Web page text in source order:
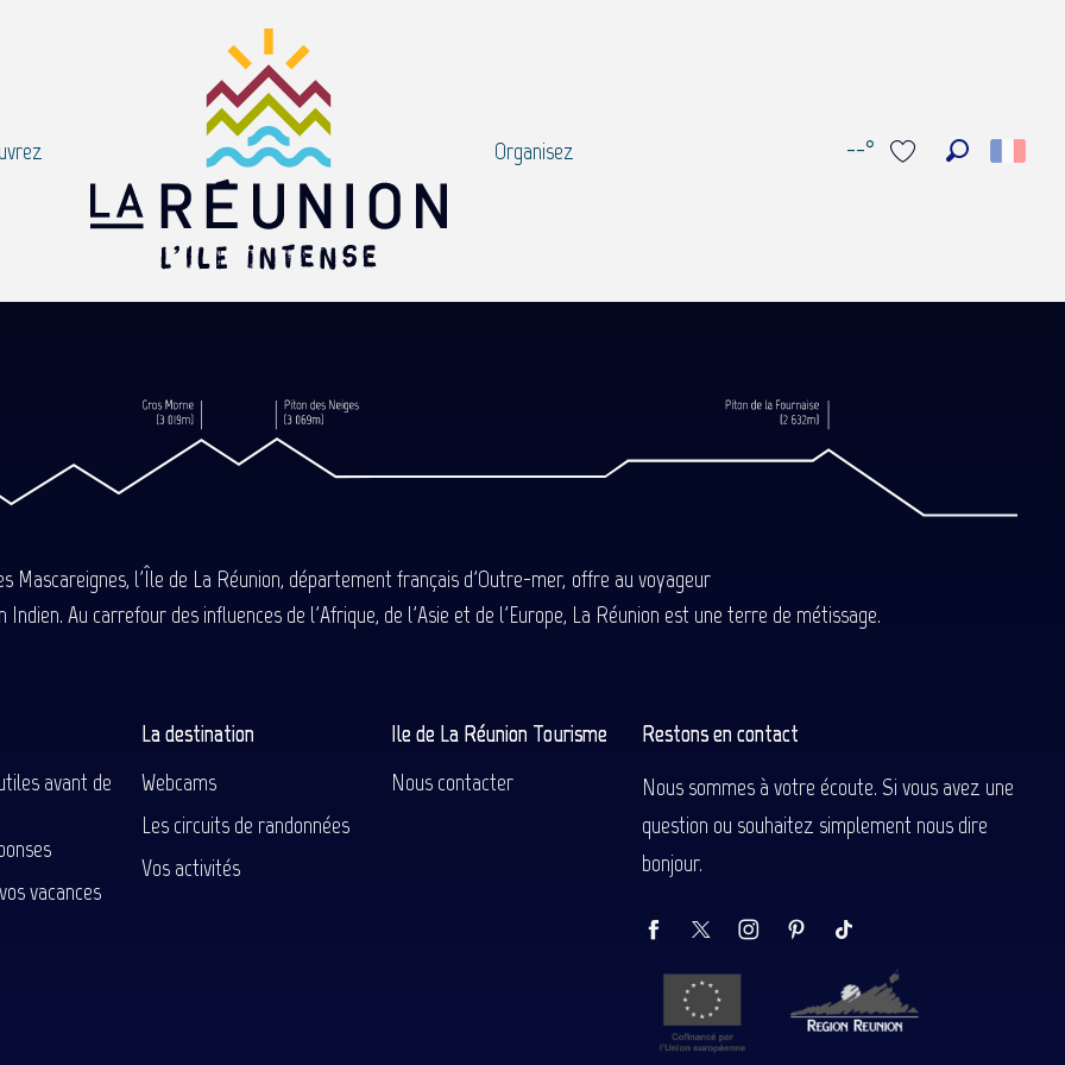
--°
Organisez
Mascareignes, l'Île de La Réunion, département français d'Outre-mer, offre au voyageur
Au carrefour des influences de l'Afrique, de l'Asie et de l'Europe, La Réunion est une terre de métissage.
avant de
vacances
La destination
Webcams
Les circuits de randonnées
Vos activités
Ile de La Réunion Tourisme
Nous contacter
Restons en contact
Nous sommes à votre écoute. Si vous avez une
question ou souhaitez simplement nous dire
bonjour.